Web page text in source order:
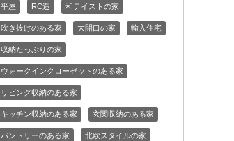
平屋 RC造 和テイストの家
吹き抜けのある家 大開口の家 輸入住宅
収納たっぷりの家
ウォークインクローゼットのある家
リビング収納のある家
キッチン収納のある家 玄関収納のある家
パントリーのある家 北欧スタイルの家